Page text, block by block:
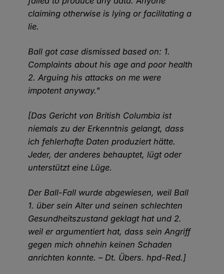
claiming otherwise is lying or facilitating a
lie.
Ball got case dismissed based on: 1.
Complaints about his age and poor health
2. Arguing his attacks on me were
impotent anyway."
[Das Gericht von British Columbia ist
niemals zu der Erkenntnis gelangt, dass
ich fehlerhafte Daten produziert hätte.
Jeder, der anderes behauptet, lügt oder
unterstützt eine Lüge.
Der Ball-Fall wurde abgewiesen, weil Ball
1. über sein Alter und seinen schlechten
Gesundheitszustand geklagt hat und 2.
weil er argumentiert hat, dass sein Angriff
gegen mich ohnehin keinen Schaden
anrichten konnte. – Dt. Übers. hpd-Red.]